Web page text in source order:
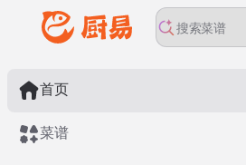
首页
菜谱